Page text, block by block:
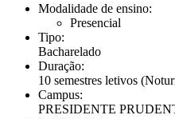
Modalidade de ensino:
Presencial
Tipo:
Bacharelado
Duração:
10 semestres letivos
Campus:
PRESIDENTE